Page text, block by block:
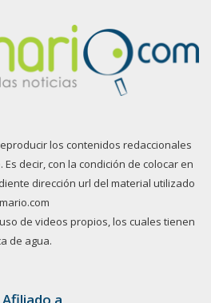
los contenidos redaccionales
decir, con la condición de colocar en
dirección url del material utilizado
de videos propios, los cuales tienen
de agua.